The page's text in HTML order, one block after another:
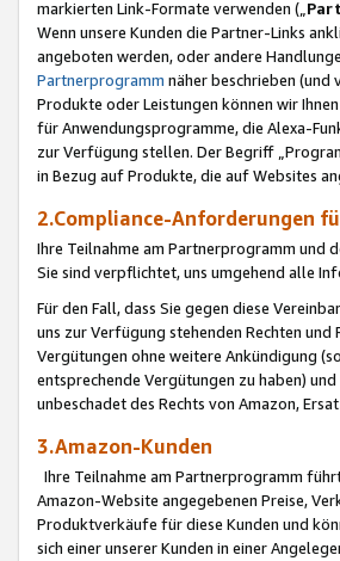
markierten Link-Formate verwenden („
Wenn unsere Kunden die Partner-Links
angeboten werden, oder andere
Partnerprogramm näher beschrieben
Produkte oder Leistungen können wir
für Anwendungsprogramme, die Alexa-
zur Verfügung stellen. Der Begriff
in Bezug auf Produkte, die auf Websites
2.Compliance-Anforderungen
Ihre Teilnahme am Partnerprogramm und
Sie sind verpflichtet, uns umgehend alle
Für den Fall, dass Sie gegen diese
uns zur Verfügung stehenden Rechten
Vergütungen ohne weitere Ankündigung
entsprechende Vergütungen zu haben)
unbeschadet des Rechts von Amazon,
3.Amazon-Kunden
Ihre Teilnahme am Partnerprogramm
Amazon-Website angegebenen Preise,
Produktverkäufe für diese Kunden und
sich einer unserer Kunden in einer